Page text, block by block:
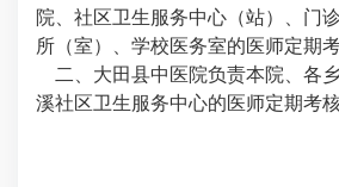
院、 社区卫生服务中心（站） 门
所（室）、 学校医务室的医师定期
二
大田县中医院负责本院、 各
溪社区卫生服务中心的医师定期考核